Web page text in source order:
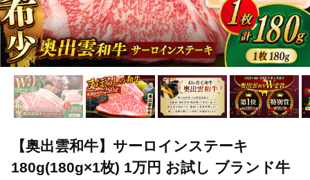
【奥出雲和牛】サーロインステーキ
180g(180g×1枚) 1万円 お試し ブランド牛